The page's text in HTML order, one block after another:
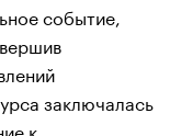
событие,
заключалась
к